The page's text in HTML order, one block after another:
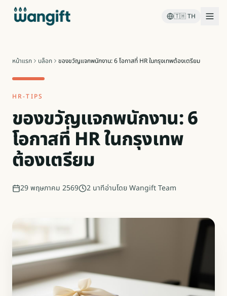
🇹🇭TH
หน้าแรก บล็อก ของขวัญแจกพนักงาน: 6 โอกาสที่ HR ในกรุงเทพต้องเตรียม
HR-TIPS
ของขวัญแจกพนักงาน: 6
โอกาสที่ HR ในกรุงเทพ
ต้องเตรียม
29 พฤษภาคม 2569 2 นาทีอ่านโดยWangift Team